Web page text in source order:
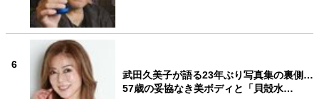
6
武田久美子が語る23年ぶり写真集の裏側…
57歳の妥協なき美ボディと「貝殻水…